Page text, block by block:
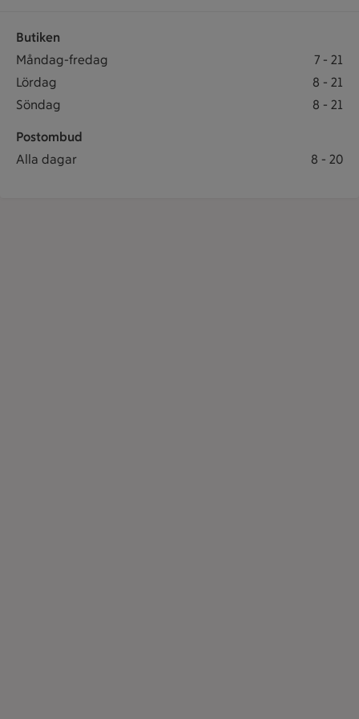
Butiken
Butiken öppet: Måndag-fredag 7 till 21
Måndag-fredag 7 - 21
Butiken öppet: Lördag 8 till 21
Lördag 8 - 21
Butiken öppet: Söndag 8 till 21
Söndag 8 - 21
Postombud
Postombud öppet: Alla dagar 8 till 20
Alla dagar 8 - 20